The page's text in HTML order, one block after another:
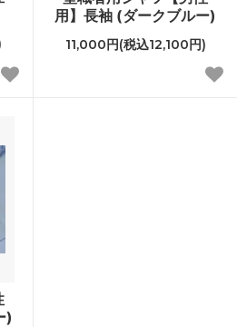
用】長袖 (ダークブルー)
11,000円(税込12,100円)
)